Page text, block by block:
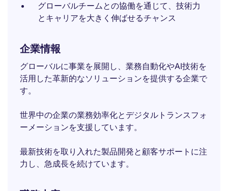
グローバルチームとの協働を通じて、技術力
とキャリアを大きく伸ばせるチャンス
企業情報
グローバルに事業を展開し、業務自動化やAI技術を
活用した革新的なソリューションを提供する企業で
す。
世界中の企業の業務効率化とデジタルトランスフォ
ーメーションを支援しています。
最新技術を取り入れた製品開発と顧客サポートに注
力し、急成長を続けています。